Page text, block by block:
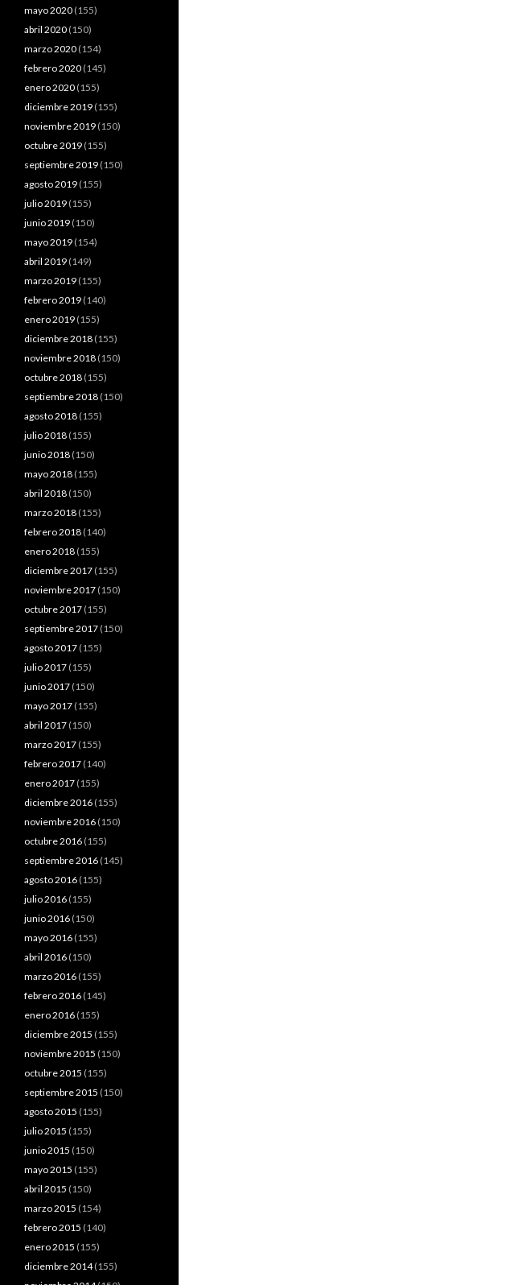
mayo 2020 (155)
abril 2020 (150)
marzo 2020 (154)
febrero 2020 (145)
enero 2020 (155)
diciembre 2019 (155)
noviembre 2019 (150)
octubre 2019 (155)
septiembre 2019 (150)
agosto 2019 (155)
julio 2019 (155)
junio 2019 (150)
mayo 2019 (154)
abril 2019 (149)
marzo 2019 (155)
febrero 2019 (140)
enero 2019 (155)
diciembre 2018 (155)
noviembre 2018 (150)
octubre 2018 (155)
septiembre 2018 (150)
agosto 2018 (155)
julio 2018 (155)
junio 2018 (150)
mayo 2018 (155)
abril 2018 (150)
marzo 2018 (155)
febrero 2018 (140)
enero 2018 (155)
diciembre 2017 (155)
noviembre 2017 (150)
octubre 2017 (155)
septiembre 2017 (150)
agosto 2017 (155)
julio 2017 (155)
junio 2017 (150)
mayo 2017 (155)
abril 2017 (150)
marzo 2017 (155)
febrero 2017 (140)
enero 2017 (155)
diciembre 2016 (155)
noviembre 2016 (150)
octubre 2016 (155)
septiembre 2016 (145)
agosto 2016 (155)
julio 2016 (155)
junio 2016 (150)
mayo 2016 (155)
abril 2016 (150)
marzo 2016 (155)
febrero 2016 (145)
enero 2016 (155)
diciembre 2015 (155)
noviembre 2015 (150)
octubre 2015 (155)
septiembre 2015 (150)
agosto 2015 (155)
julio 2015 (155)
junio 2015 (150)
mayo 2015 (155)
abril 2015 (150)
marzo 2015 (154)
febrero 2015 (140)
enero 2015 (155)
diciembre 2014(155)